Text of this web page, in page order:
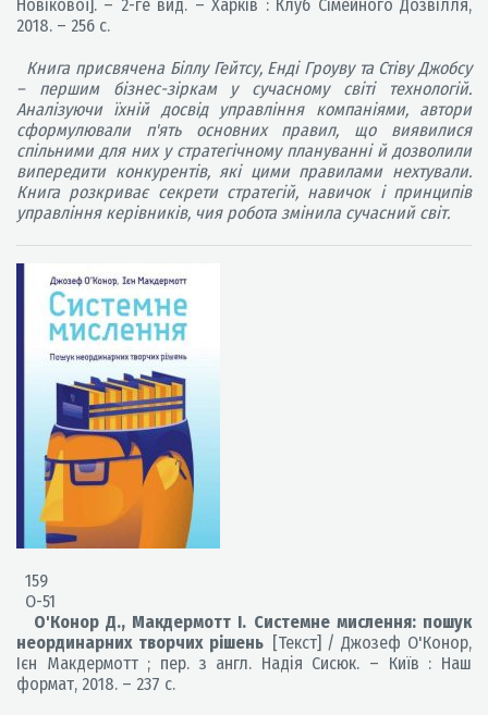
Новікової]. – 2-ге вид. – Харків : Клуб Сімейного Дозвілля,
2018. – 256 с.
Книга присвячена Біллу Гейтсу, Енді Гроуву та Стіву Джобсу
– першим бізнес-зіркам у сучасному світі технологій.
Аналізуючи їхній досвід управління компаніями, автори
сформулювали п'ять основних правил, що виявилися
спільними для них у стратегічному плануванні й дозволили
випередити конкурентів, які цими правилами нехтували.
Книга розкриває секрети стратегій, навичок і принципів
управління керівників, чия робота змінила сучасний світ.
159
О-51
О'Конор Д., Макдермотт І. Системне мислення: пошук
неординарних творчих рішень [Текст] / Джозеф О'Конор,
Ієн Макдермотт ; пер. з англ. Надія Сисюк. – Київ : Наш
формат, 2018. – 237 с.